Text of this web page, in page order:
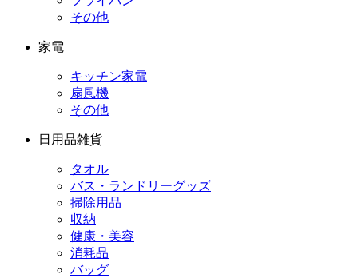
その他
家電
キッチン家電
扇風機
その他
日用品雑貨
タオル
バス・ランドリーグッズ
掃除用品
収納
健康・美容
消耗品
バッグ